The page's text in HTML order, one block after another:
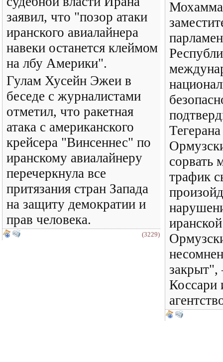
заявил, что "позор атаки
иранского авиалайнера
навеки останется клеймом
на лбу Америки".
Гулам Хусейн Эжеи в
беседе с журналистами
отметил, что ракетная
атака с американского
крейсера "Винсеннес" по
иранскому авиалайнеру
перечеркнула все
притязания стран Запада
на защиту демократии и
прав человека.
(3229)
сорвать
трафик
закрыт",
Коссари